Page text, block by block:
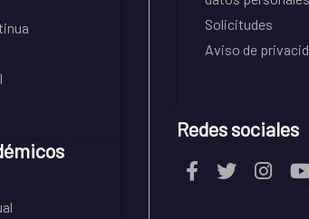
Solicitudes
Aviso de
Redes sociales